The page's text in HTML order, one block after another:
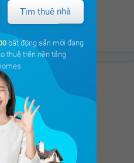
luận của Cư dân
cư dân
Tìm thuê nhà
bất động sản mới đang
thuê trên nền tảng